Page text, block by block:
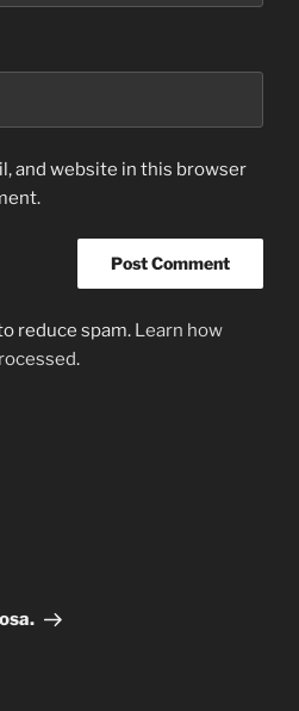
and website in this browser
reduce spam. Learn how
.